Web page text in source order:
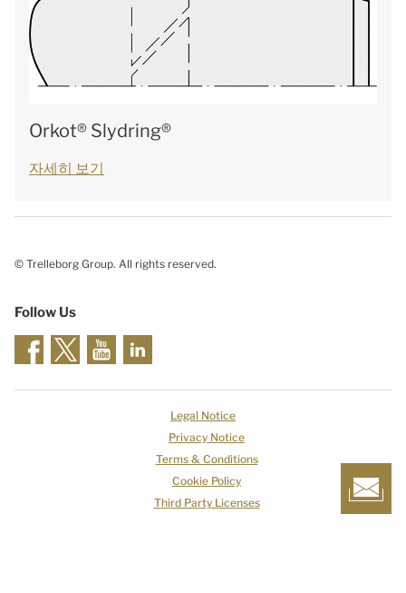
Orkot® Slydring®
자세히 보기
© Trelleborg Group. All rights reserved.
Follow Us
Legal Notice
Privacy Notice
Terms & Conditions
Cookie Policy
Third Party Licenses